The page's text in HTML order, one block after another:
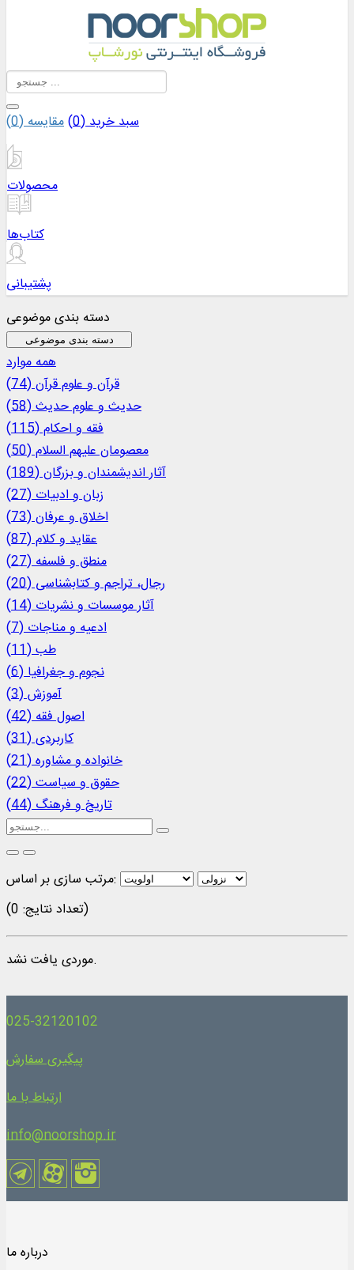
سبد خرید (0
)مقایسه (0
)
محصولات
کتاب‌ها
پشتیبانی
دسته بندی موضوعی
دسته بندی موضوعی
همه موارد
قرآن و علوم قرآن (74)
حدیث و علوم حدیث (58)
فقه و احکام (115)
معصومان علیهم السلام (50)
آثار اندیشمندان و بزرگان (189)
زبان و ادبیات (27)
اخلاق و عرفان (73)
عقاید و كلام (87)
منطق و فلسفه (27)
رجال، تراجم و کتابشناسی (20)
آثار موسسات و نشریات (14)
ادعیه و مناجات (7)
طب (11)
نجوم و جغرافیا (6)
آموزش (3)
اصول فقه (42)
کاربردی (31)
خانواده و مشاوره (21)
حقوق و سیاست (22)
تاریخ و فرهنگ (44)
مرتب سازی بر اساس:
(تعداد نتایج: 0)
موردی یافت نشد.
025-32120102
پیگیری سفارش
ارتباط با ما
info@noorshop.ir
درباره ما